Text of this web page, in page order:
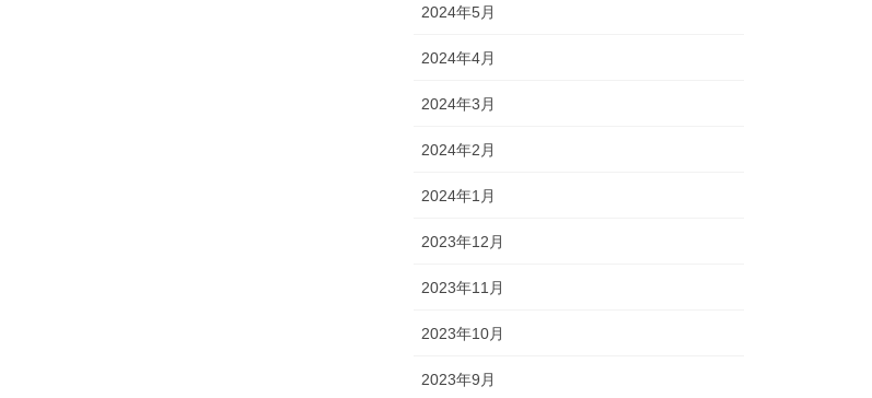
2024年5月
2024年4月
2024年3月
2024年2月
2024年1月
2023年12月
2023年11月
2023年10月
2023年9月